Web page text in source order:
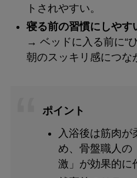
トされやすい。
寝る前の習慣にしやす
→ ベッドに入る前に“
朝のスッキリ感につな
ポイント
入浴後は筋肉が
め、骨盤職人の
激」が効果的に